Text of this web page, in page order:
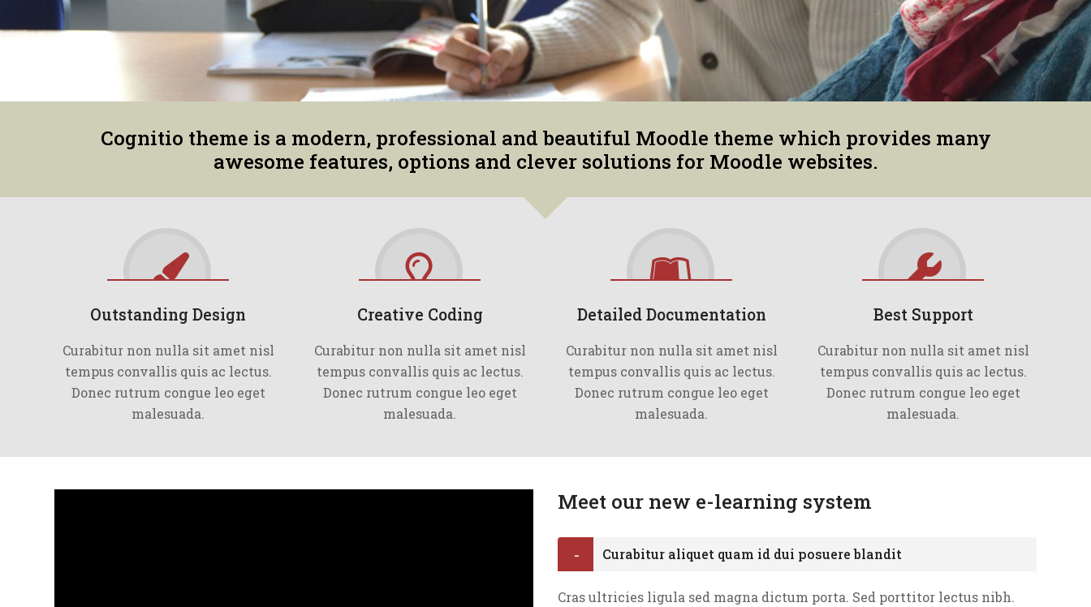
Cognitio theme is a modern, professional and beautiful Moodle theme which provides many
awesome features, options and clever solutions for Moodle websites.
Outstanding Design
Curabitur non nulla sit amet nisl
tempus convallis quis ac lectus.
Donec rutrum congue leo eget
malesuada.
Creative Coding
Curabitur non nulla sit amet nisl
tempus convallis quis ac lectus.
Donec rutrum congue leo eget
malesuada.
Detailed Documentation
Curabitur non nulla sit amet nisl
tempus convallis quis ac lectus.
Donec rutrum congue leo eget
malesuada.
Best Support
Curabitur non nulla sit amet nisl
tempus convallis quis ac lectus.
Donec rutrum congue leo eget
malesuada.
Meet our new e-learning system
Curabitur aliquet quam id dui posuere blandit
Cras ultricies ligula sed magna dictum porta. Sed porttitor lectus nibh.